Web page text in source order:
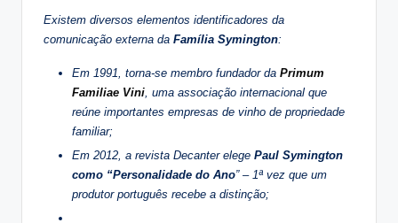
Existem diversos elementos identificadores da
comunicação externa da Família Symington:
Em 1991, torna-se membro fundador da Primum
Familiae Vini, uma associação internacional que
reúne importantes empresas de vinho de propriedade
familiar;
Em 2012, a revista Decanter elege Paul Symington
como “Personalidade do Ano” – 1ª vez que um
produtor português recebe a distinção;